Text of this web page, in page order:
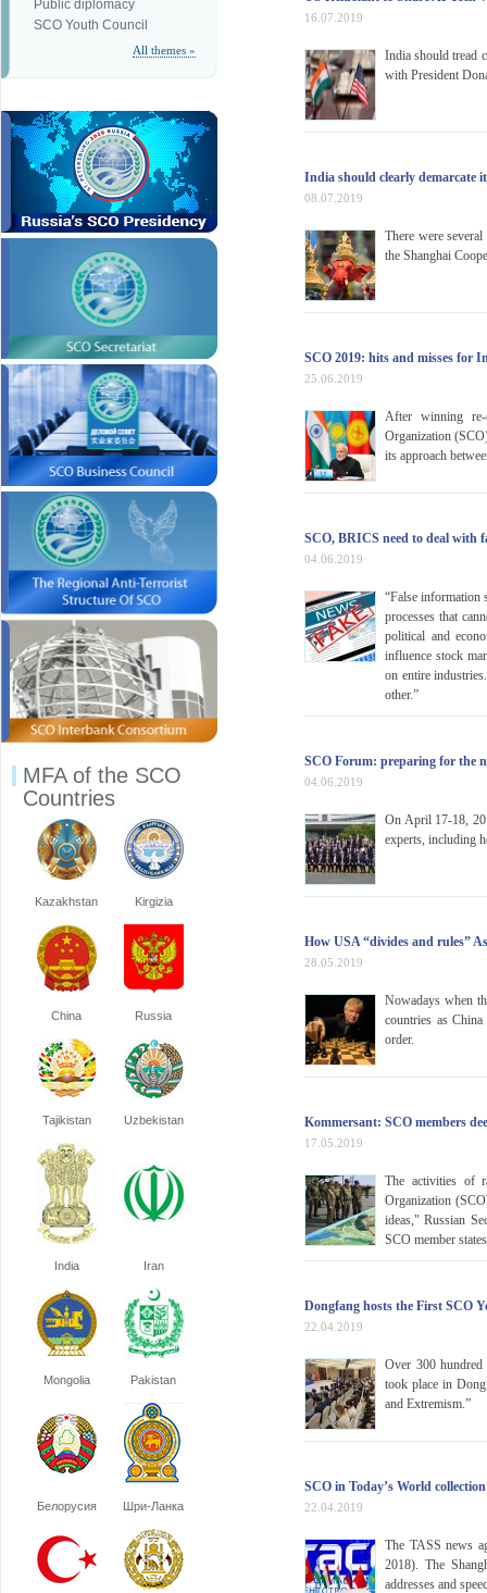
Public diplomacy
SCO Youth Council
All themes »
MFA of the SCO
Countries
Kazakhstan Kirgizia
China Russia
Tajikistan Uzbekistan
India Iran
Mongolia Pakistan
Белорусия Шри-Ланка
16.07.2019
India should tread
with President
India should clearly demarcate
08.07.2019
There were
the Shanghai
SCO 2019: hits and misses for
25.06.2019
After winning re-
Organization
its approach
SCO, BRICS need to deal with
04.06.2019
“False information
processes that
political and
influence stock
on entire
other.”
SCO Forum: preparing for the
04.06.2019
On April 17-18,
experts, including
How USA “divides and rules”
28.05.2019
Nowadays when
countries as
order.
Kommersant: SCO members
17.05.2019
The activities of
Organization
ideas," Russian
SCO member
Dongfang hosts the First SCO
22.04.2019
Over 300 hundred
took place in
and Extremism.”
SCO in Today’s World
22.04.2019
The TASS news
2018). The
addresses and